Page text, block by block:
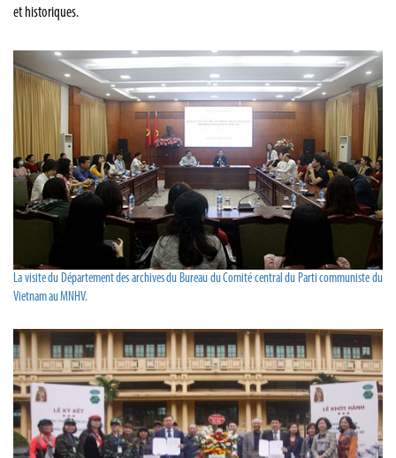
et historiques.
La visite du Département des archives du Bureau du Comité central du Parti communiste du
Vietnam au MNHV.